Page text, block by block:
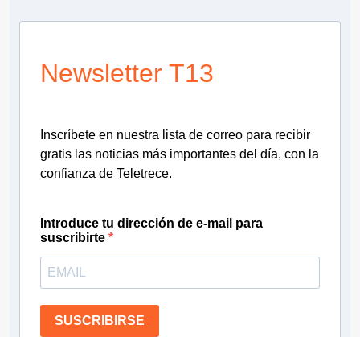
Newsletter T13
Inscríbete en nuestra lista de correo para recibir
gratis las noticias más importantes del día, con la
confianza de Teletrece.
Introduce tu dirección de e-mail para
suscribirte
SUSCRIBIRSE